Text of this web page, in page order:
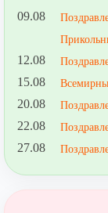
09.08
12.08
15.08
20.08
22.08
27.08